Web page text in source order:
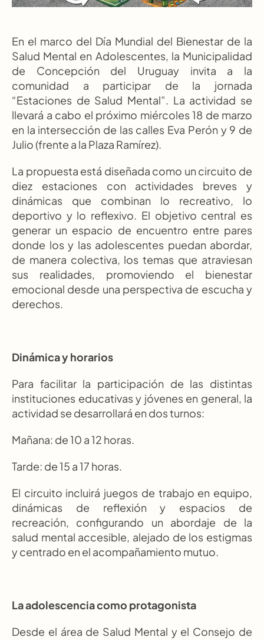
En el marco del Día Mundial del Bienestar de la
Salud Mental en Adolescentes, la Municipalidad
de Concepción del Uruguay invita a la
comunidad a participar de la jornada
“Estaciones de Salud Mental”. La actividad se
llevará a cabo el próximo miércoles 18 de marzo
en la intersección de las calles Eva Perón y 9 de
Julio (frente a la Plaza Ramírez).
La propuesta está diseñada como un circuito de
diez estaciones con actividades breves y
dinámicas que combinan lo recreativo, lo
deportivo y lo reflexivo. El objetivo central es
generar un espacio de encuentro entre pares
donde los y las adolescentes puedan abordar,
de manera colectiva, los temas que atraviesan
sus realidades, promoviendo el bienestar
emocional desde una perspectiva de escucha y
derechos.
Dinámica y horarios
Para facilitar la participación de las distintas
instituciones educativas y jóvenes en general, la
actividad se desarrollará en dos turnos:
Mañana: de 10 a 12 horas.
Tarde: de 15 a 17 horas.
El circuito incluirá juegos de trabajo en equipo,
dinámicas de reflexión y espacios de
recreación, configurando un abordaje de la
salud mental accesible, alejado de los estigmas
y centrado en el acompañamiento mutuo.
La adolescencia como protagonista
Desde el área de Salud Mental y el Consejo de